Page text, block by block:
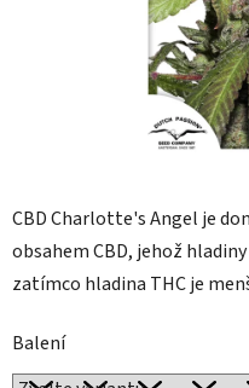
CBD Charlotte's Angel je
obsahem CBD, jehož
zatímco hladina THC je
Balení